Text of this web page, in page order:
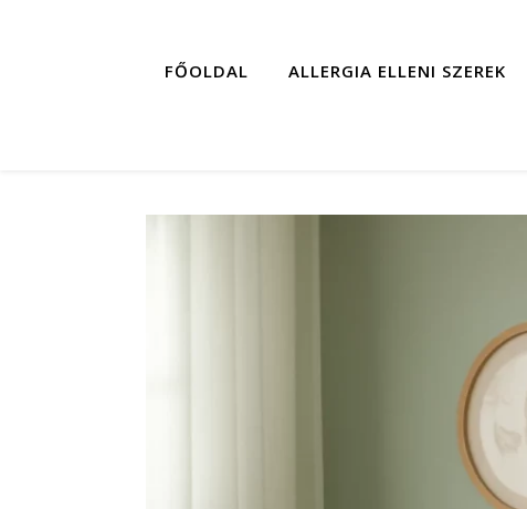
FŐOLDAL ALLERGIA ELLENI SZEREK